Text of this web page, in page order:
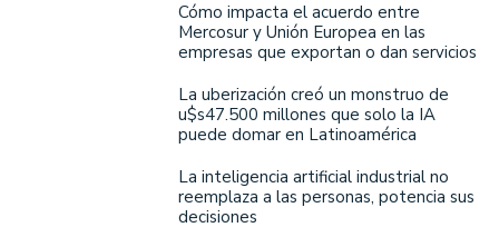
Cómo impacta el acuerdo entre
Mercosur y Unión Europea en las
empresas que exportan o dan servicios
La uberización creó un monstruo de
u$s47.500 millones que solo la IA
puede domar en Latinoamérica
La inteligencia artificial industrial no
reemplaza a las personas, potencia sus
decisiones